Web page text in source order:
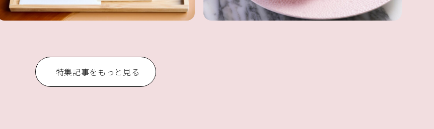
特集記事をもっと見る